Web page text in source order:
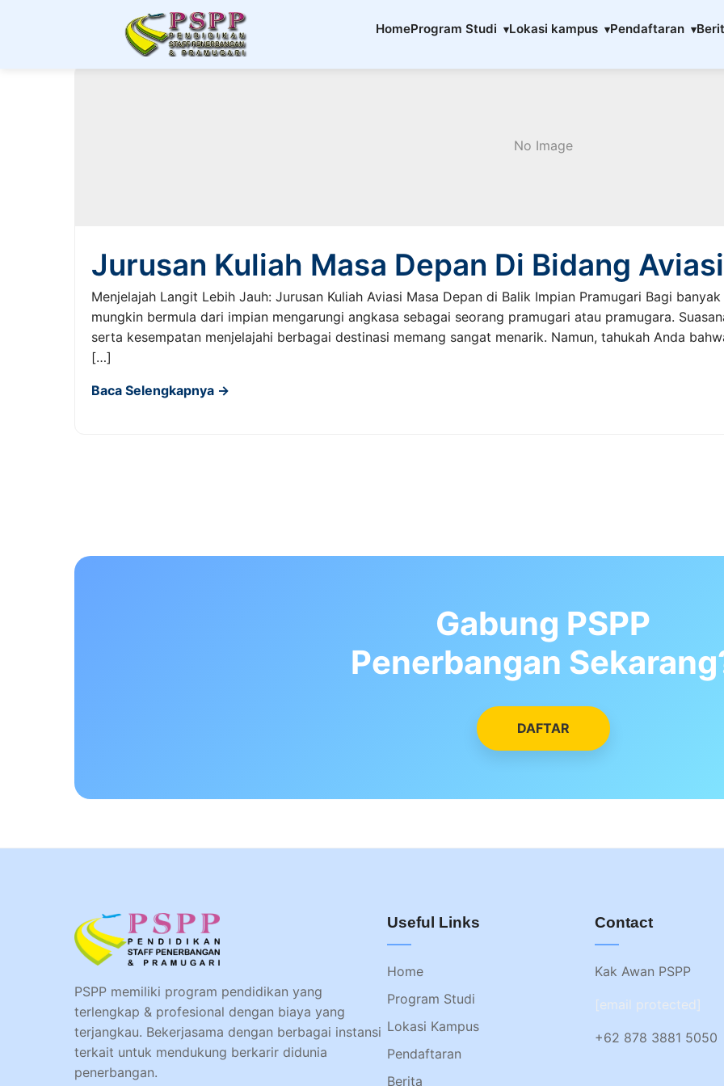
HomeProgram Studi Lokasi kampus Pendaftaran
Berita & Artikel Penerbangan
No Image
Jurusan Kuliah Masa Depan Di Bidang Aviasi
Menjelajah Langit Lebih Jauh: Jurusan Kuliah Aviasi Masa Depan di Balik Impian Pramugari Bagi
mungkin bermula dari impian mengarungi angkasa sebagai seorang pramugari atau pramugara.
serta kesempatan menjelajahi berbagai destinasi memang sangat menarik. Namun, tahukah Anda
[…]
Baca Selengkapnya →
Gabung PSPP
Penerbangan
DAFTAR
PSPP memiliki program pendidikan yang
terlengkap & profesional dengan biaya yang
terjangkau. Bekerjasama dengan berbagai instansi
terkait untuk mendukung berkarir didunia
penerbangan.
Useful Links
Home
Program Studi
Lokasi Kampus
Pendaftaran
Berita
Contact
Kak Awan PSPP
[email protected]
+62 878 3881 5050